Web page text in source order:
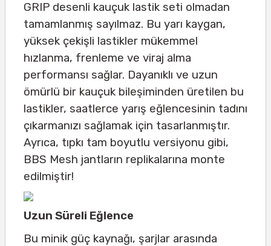
GRIP desenli kauçuk lastik seti olmadan
tamamlanmış sayılmaz. Bu yarı kaygan,
yüksek çekişli lastikler mükemmel
hızlanma, frenleme ve viraj alma
performansı sağlar. Dayanıklı ve uzun
ömürlü bir kauçuk bileşiminden üretilen bu
lastikler, saatlerce yarış eğlencesinin tadını
çıkarmanızı sağlamak için tasarlanmıştır.
Ayrıca, tıpkı tam boyutlu versiyonu gibi,
BBS Mesh jantların replikalarına monte
edilmiştir!
Uzun Süreli Eğlence
Bu minik güç kaynağı, şarjlar arasında